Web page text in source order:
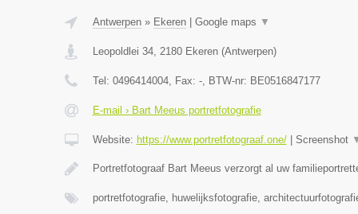
Antwerpen» Ekeren| Google maps ▼
Leopoldlei 34, 2180 Ekeren(Antwerpen)
Tel: 0496414004, Fax: -, BTW-nr: BE0516847177
E-mail › Bart Meeus portretfotografie
Website: https://www.portretfotograaf.one/| Screenshot
Portretfotograaf Bart Meeus verzorgt al uw
portretfotografie, huwelijksfotografie,